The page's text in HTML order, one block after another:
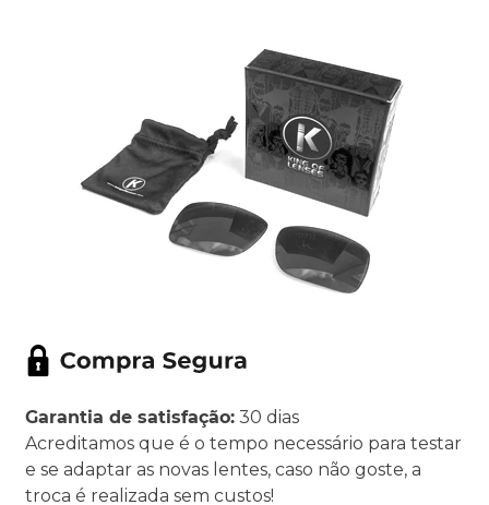
Garantia de satisfação: 30 dias
Acreditamos que é o tempo necessário para testar
e se adaptar as novas lentes, caso não goste, a
troca é realizada sem custos!